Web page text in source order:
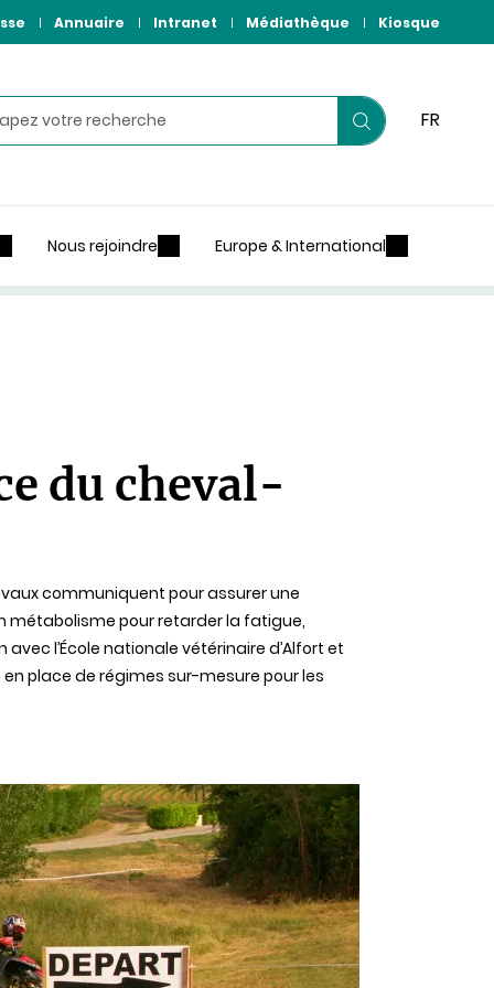
Annuaire Intranet Médiathèque Kiosque
Lancer
FR
Nous rejoindre Europe & International
du cheval-
communiquent pour assurer une
métabolisme pour retarder la fatigue,
l’École nationale vétérinaire d’Alfort et
en place de régimes sur-mesure pour les